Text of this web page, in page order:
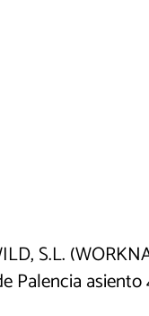
S.L.
Palencia